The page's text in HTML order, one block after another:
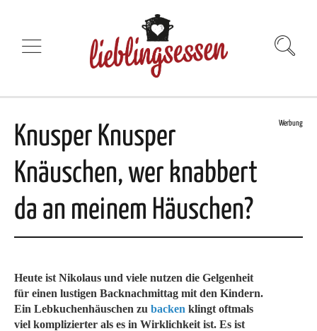
Knusper Knusper
Knäuschen, wer knabbert
da an meinem Häuschen?
Werbung
Heute ist Nikolaus und viele nutzen die Gelgenheit
für einen lustigen Backnachmittag mit den Kindern.
Ein Lebkuchenhäuschen zu backen klingt oftmals
viel komplizierter als es in Wirklichkeit ist. Es ist